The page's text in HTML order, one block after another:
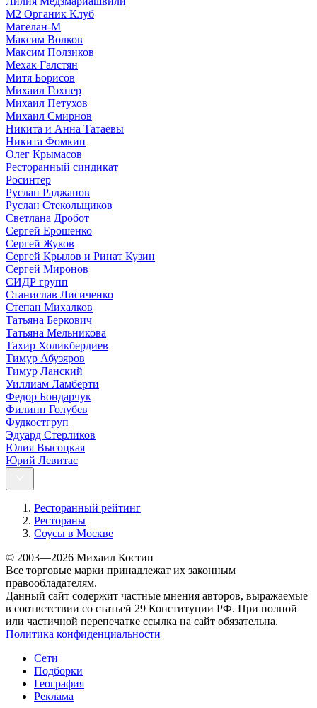
М2 Органик Клуб
Магелан-М
Максим Волков
Максим Ползиков
Мехак Галстян
Митя Борисов
Михаил Гохнер
Михаил Петухов
Михаил Смирнов
Никита и Анна Татаевы
Никита Фомкин
Олег Крымасов
Ресторанный синдикат
Росинтер
Руслан Раджапов
Руслан Стекольщиков
Светлана Дробот
Сергей Ерошенко
Сергей Жуков
Сергей Крылов и Ринат Кузин
Сергей Миронов
СИДР групп
Станислав Лисиченко
Степан Михалков
Татьяна Беркович
Татьяна Мельникова
Тахир Холикбердиев
Тимур Абузяров
Тимур Ланский
Уиллиам Ламберти
Федор Бондарчук
Филипп Голубев
Фудкостгруп
Эдуард Стерликов
Юлия Высоцкая
Юрий Левитас
Ресторанный рейтинг
Рестораны
Соусы в Москве
© 2003—2026 Михаил Костин
Все торговые марки принадлежат их законным
правообладателям.
Данный сайт содержит частные мнения авторов, выражаемые
в соответствии со статьей 29 Конституции РФ. При полной
или частичной перепечатке ссылка на сайт обязательна.
Политика конфиденциальности
Сети
Подборки
География
Реклама